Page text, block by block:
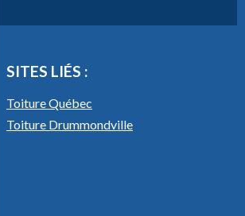
SITES LIÉS :
Toiture Québec
Toiture Drummondville